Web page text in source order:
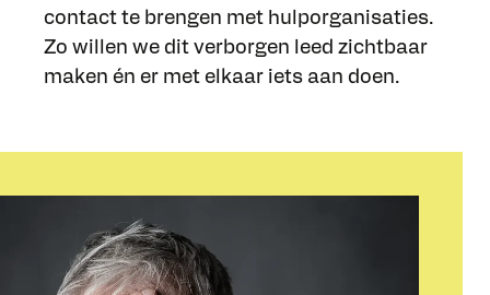
contact te brengen met hulporganisaties.
Zo willen we dit verborgen leed zichtbaar
maken én er met elkaar iets aan doen.